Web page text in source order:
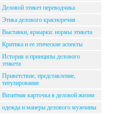
Деловой этикет переводчика
Этика делового красноречия
Выставки, ярмарки: нормы этикета
Критика и ее этические аспекты
История и принципы делового
этикета
Приветствие, представление,
титулирование
Визитная карточка в деловой жизни
одежда и манеры делового мужчины